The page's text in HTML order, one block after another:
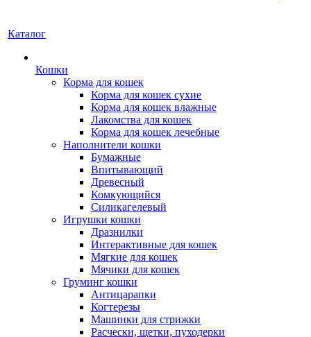
Каталог
Кошки
Корма для кошек
Корма для кошек сухие
Корма для кошек влажные
Лакомства для кошек
Корма для кошек лечебные
Наполнители кошки
Бумажные
Впитывающий
Древесный
Комкующийся
Силикагелевый
Игрушки кошки
Дразнилки
Интерактивные для кошек
Мягкие для кошек
Мячики для кошек
Груминг кошки
Антицарапки
Когтерезы
Машинки для стрижки
Расчески, щетки, пуходерки